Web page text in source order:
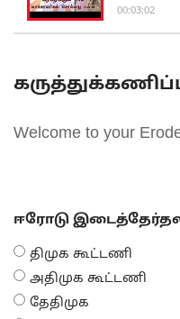
00:03:02
Welcome to your
ஈரோடு
திமுக கூட்டணி
அதிமுக கூட்டணி
தேதிமுக